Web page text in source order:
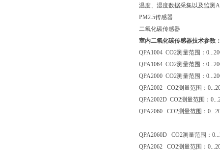
温度、湿度数据采集以及监测
PM2.5传感器
二氧化碳传感器
室内二氧化碳传感器技术参数
QPA1004 CO2测量范围：
QPA1064 CO2测量范围：
QPA2000 CO2测量范围：
QPA2002 CO2测量范围：
QPA2002D CO2测量范围：
QPA2060 CO2测量范围：
QPA2060D CO2测量范围：
QPA2062 CO2测量范围：